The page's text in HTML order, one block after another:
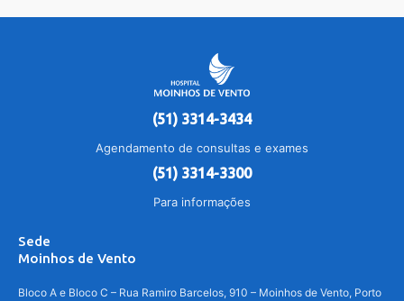
(51) 3314-3434
Agendamento de consultas e exames
(51) 3314-3300
Para informações
Sede
Moinhos de Vento
Bloco A e Bloco C – Rua Ramiro Barcelos, 910 – Moinhos de Vento, Porto